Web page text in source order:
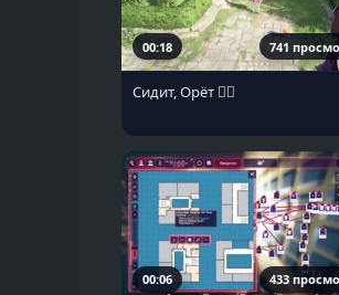
00:18 741
Сидит, Орёт ❤️‍🔥
00:06 433